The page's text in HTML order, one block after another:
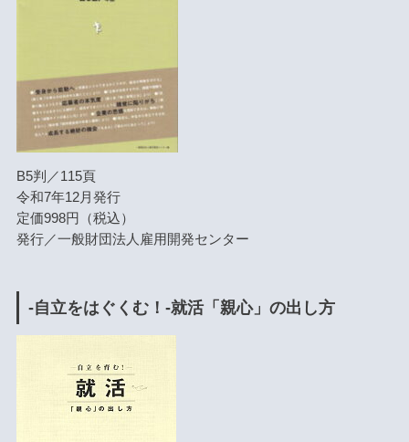
B5判／115頁
令和7年12月発行
定価998円（税込）
発行／一般財団法人雇用開発センター
-自立をはぐくむ！-就活「親心」の出し方